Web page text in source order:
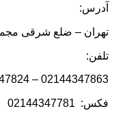
آدرس:
تهران – ضلع شرقی
تلفن:
02144347863 – 02144347824 – 02144347815
فکس: 02144347781